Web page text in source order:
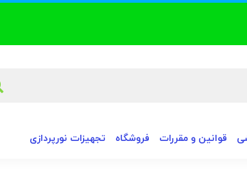
قوانین و مقررات فروشگاه تجهیزات نورپردازی